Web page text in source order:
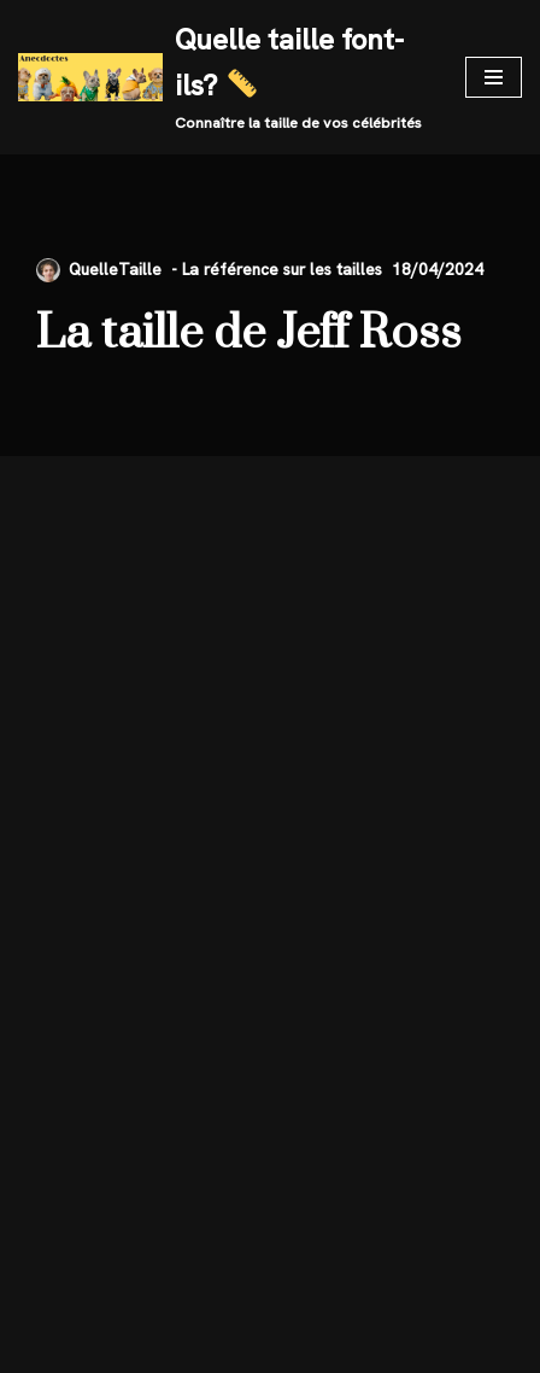
Skip
to
Quelle taille font-
ils?
Connaître la taille de vos célébrités
QuelleTaille 18/04/2024
La taille de Jeff Ross